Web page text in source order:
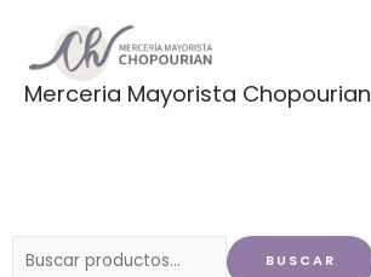
contenido
Merceria Mayorista Chopourian
Buscar
BUSCAR